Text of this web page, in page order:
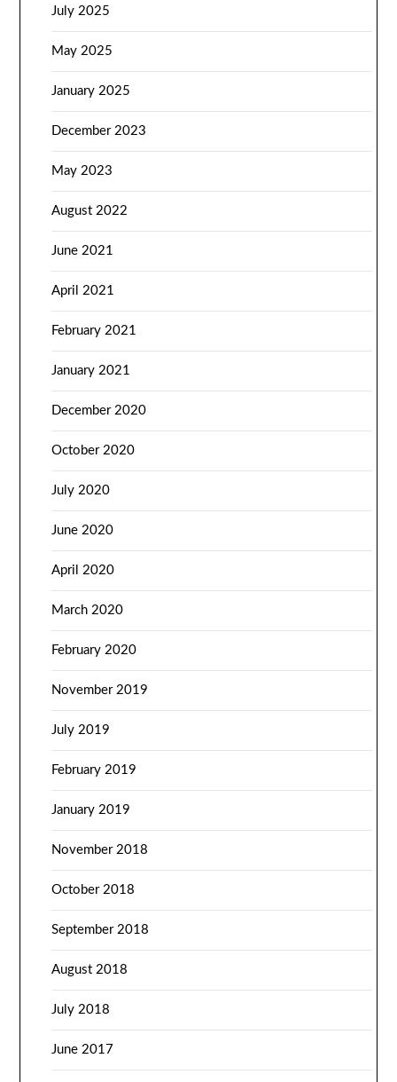
July 2025
May 2025
January 2025
December 2023
May 2023
August 2022
June 2021
April 2021
February 2021
January 2021
December 2020
October 2020
July 2020
June 2020
April 2020
March 2020
February 2020
November 2019
July 2019
February 2019
January 2019
November 2018
October 2018
September 2018
August 2018
July 2018
June 2017